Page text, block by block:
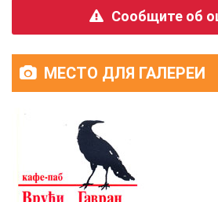
Сообщите об
МЕСТО ДЛЯ ГАЛЕРЕИ